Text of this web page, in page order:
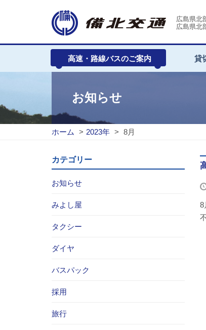
広島県北
広島県北
高速・路線バスのご案内 貸
お知らせ
ホーム > 2023年 > 8月
8
カテゴリー
お知らせ
みよし屋
タクシー
ダイヤ
バスパック
採用
旅行